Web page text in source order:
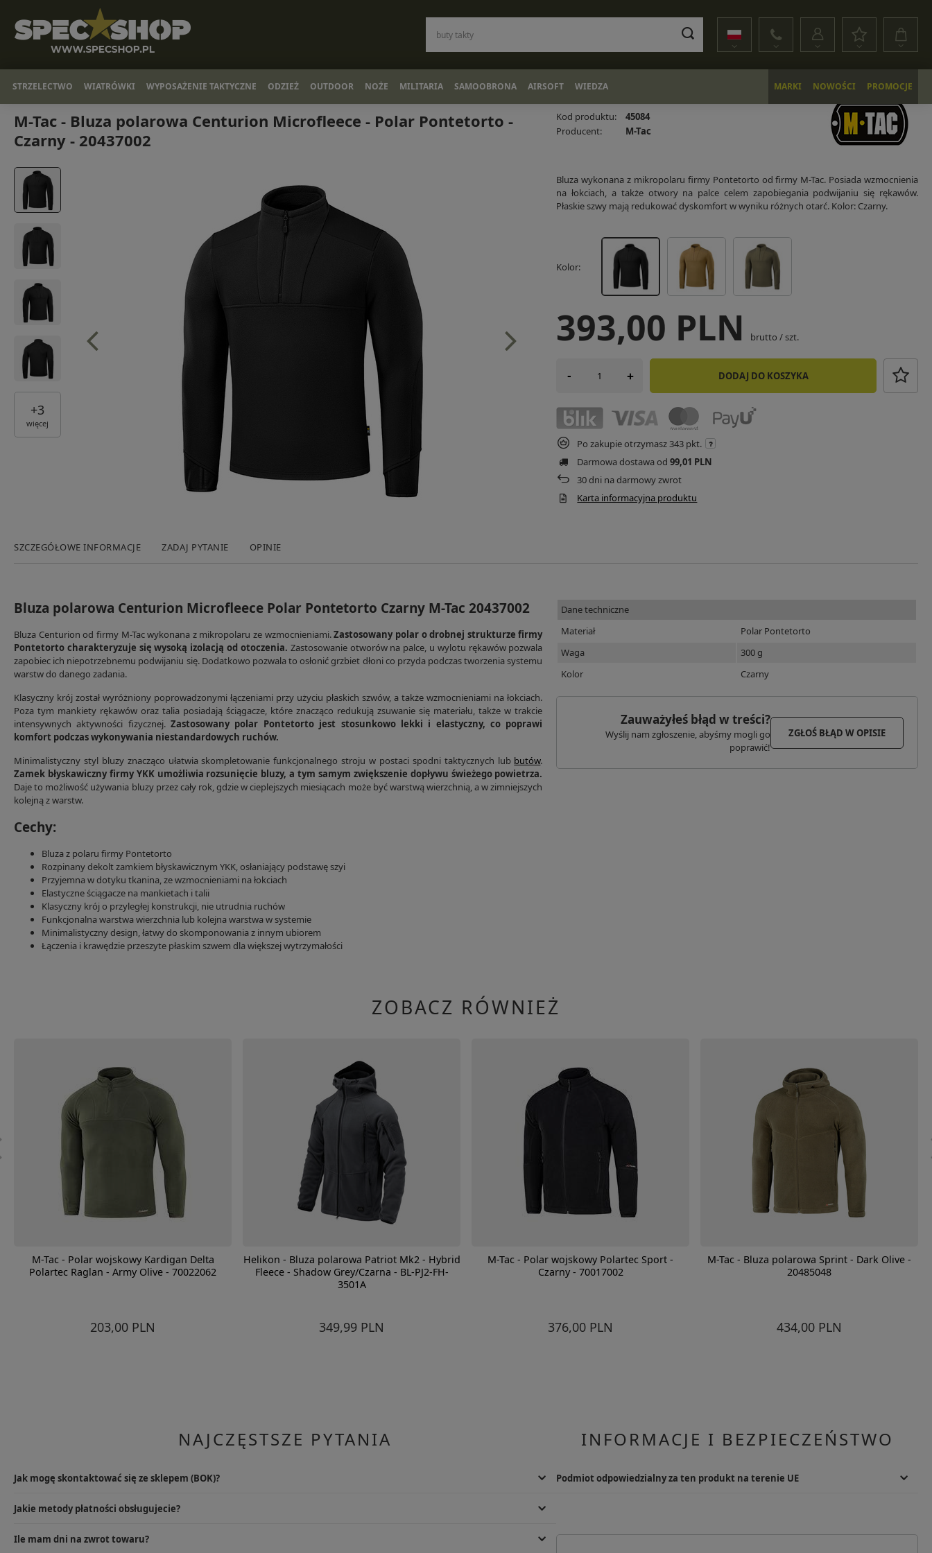
STRZELECTWO WIATRÓWKI WYPOSAŻENIE TAKTYCZNE ODZIEŻ OUTDOOR NOŻE MILITARIA SAMOOBRONA AIRSOFT WIEDZA MARKI NOWOŚCI PROMOCJE
M-Tac - Bluza polarowa Centurion Microfleece - Polar Pontetorto -
Czarny - 20437002
+3
więcej
Kod produktu:
45084
Producent:
M-Tac
Bluza wykonana z mikropolaru firmy Pontetorto od firmy M-Tac. Posiada wzmocnienia
na łokciach, a także otwory na palce celem zapobiegania podwijaniu się rękawów.
Płaskie szwy mają redukować dyskomfort w wyniku różnych otarć. Kolor: Czarny.
Kolor
393,00 PLN brutto /szt.
- + DODAJ DO KOSZYKA
Po zakupie otrzymasz 343 pkt.
Darmowa dostawa od99,01 PLN
30dni na darmowy zwrot
Karta informacyjna produktu
SZCZEGÓŁOWE INFORMACJE ZADAJ PYTANIE OPINIE
Bluza polarowa Centurion Microfleece Polar Pontetorto Czarny M-Tac 20437002
Bluza Centurion od firmy M-Tac wykonana z mikropolaru ze wzmocnieniami.Zastosowany polar o drobnej strukturze firmy
Pontetorto charakteryzuje się wysoką izolacją od otoczenia. Zastosowanie otworów na palce, u wylotu rękawów pozwala
zapobiec ich niepotrzebnemu podwijaniu się. Dodatkowo pozwala to osłonić grzbiet dłoni co przyda podczas tworzenia systemu
warstw do danego zadania.
Klasyczny krój został wyróżniony poprowadzonymi łączeniami przy użyciu płaskich szwów, a także wzmocnieniami na łokciach.
Poza tym mankiety rękawów oraz talia posiadają ściągacze, które znacząco redukują zsuwanie się materiału, także w trakcie
intensywnych aktywności fizycznej.Zastosowany polar Pontetorto jest stosunkowo lekki i elastyczny, co poprawi
komfort podczas wykonywania niestandardowych ruchów.
Minimalistyczny styl bluzy znacząco ułatwia skompletowanie funkcjonalnego stroju w postaci spodni taktycznych lub butów.
Zamek błyskawiczny firmy YKK umożliwia rozsunięcie bluzy, a tym samym zwiększenie dopływu świeżego powietrza.
Daje to możliwość używania bluzy przez cały rok, gdzie w cieplejszych miesiącach może być warstwą wierzchnią, a w zimniejszych
kolejną z warstw.
Cechy:
Bluza z polaru firmy Pontetorto
Rozpinany dekolt zamkiem błyskawicznym YKK, osłaniający podstawę szyi
Przyjemna w dotyku tkanina, ze wzmocnieniami na łokciach
Elastyczne ściągacze na mankietach i talii
Klasyczny krój o przyległej konstrukcji, nie utrudnia ruchów
Funkcjonalna warstwa wierzchnia lub kolejna warstwa w systemie
Minimalistyczny design, łatwy do skomponowania z innym ubiorem
Łączenia i krawędzie przeszyte płaskim szwem dla większej wytrzymałości
Dane techniczne
Materiał
Polar Pontetorto
Waga
300 g
Kolor
Czarny
Zauważyłeś błąd w treści?
Wyślij nam zgłoszenie, abyśmy mogli go
poprawić!
ZGŁOŚ BŁĄD W OPISIE
ZOBACZ RÓWNIEŻ
M-Tac - Polar wojskowy Kardigan Delta
Polartec Raglan - Army Olive - 70022062
203,00 PLN
Helikon - Bluza polarowa Patriot Mk2 - Hybrid
Fleece - Shadow Grey/Czarna - BL-PJ2-FH-
3501A
349,99 PLN
M-Tac - Polar wojskowy Polartec Sport -
Czarny - 70017002
376,00 PLN
M-Tac - Bluza polarowa Sprint - Dark Olive -
20485048
434,00 PLN
NAJCZĘSTSZE PYTANIA
Jak mogę skontaktować się ze sklepem (BOK)?
Najlepszym rozwiązaniem będzie wysłanie e-maila na info@specshop.pl. Możliwy jest również kontakt telefoniczny od pn. do pt.
9.00-17.00, pod numerem +48 533 372 997.
Jakie metody płatności obsługujecie?
W przypadku sklepu stacjonarnego oczywiście kartą lub gotówką, natomiast zamówienia online można opłacić za pomocą BLIK,
Ile mam dni na zwrot towaru?
INFORMACJE I BEZPIECZEŃSTWO
Podmiot odpowiedzialny za ten produkt na terenie UE
Adres: Stefana Starzyńskiego 87
Adres: Stefana Starzyńskiego 87